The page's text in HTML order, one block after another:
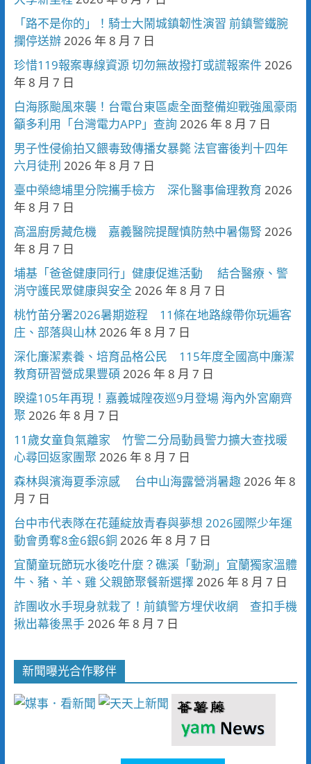
「路不是你的」！騎士大鬧城鎮韌性演習 前鎮警鐵腕
攔停送辦 2026 年 8 月 7 日
珍惜119報案專線資源 切勿無故撥打或謊報案件 2026
年 8 月 7 日
白海豚颱風來襲！台電台東區處全面整備迎戰強風豪雨
籲多利用「台灣電力APP」查詢 2026 年 8 月 7 日
男子性侵偷拍又餵毒致傳播女暴斃 法官審後判十四年
六月徒刑 2026 年 8 月 7 日
臺中榮總埔里分院攜手檢方 深化醫事倫理教育 2026
年 8 月 7 日
高溫廚房藏危機 嘉義醫院提醒慎防熱中暑傷腎 2026
年 8 月 7 日
埔基「爸爸健康同行」健康促進活動 結合醫療、警
消守護民眾健康與安全 2026 年 8 月 7 日
桃竹苗分署2026暑期遊程 11條在地路線帶你玩遍客
庄、部落與山林 2026 年 8 月 7 日
深化廉潔素養、培育品格公民 115年度全國高中廉潔
教育研習營成果豐碩 2026 年 8 月 7 日
睽違105年再現！嘉義城隍夜巡9月登場 海內外宮廟齊
聚 2026 年 8 月 7 日
11歲女童負氣離家 竹警二分局動員警力擴大查找暖
心尋回返家團聚 2026 年 8 月 7 日
森林與濱海夏季涼感 台中山海露營消暑趣 2026 年 8
月 7 日
台中市代表隊在花蓮綻放青春與夢想 2026國際少年運
動會勇奪8金6銀6銅 2026 年 8 月 7 日
宜蘭童玩節玩水後吃什麼？礁溪「動涮」宜蘭獨家溫體
牛、豬、羊、雞 父親節聚餐新選擇 2026 年 8 月 7 日
詐團收水手現身就栽了！前鎮警方埋伏收網 查扣手機
揪出幕後黑手 2026 年 8 月 7 日
新聞曝光合作夥伴